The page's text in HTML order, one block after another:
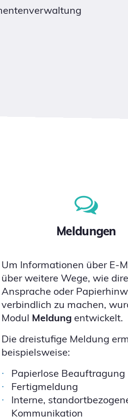
Meldungen
Um Informationen über E-
über weitere Wege, wie
Ansprache oder
verbindlich zu machen,
Modul Meldungentwickelt.
Die dreistufige Meldung
beispielsweise:
Papierlose Beauftragung
Fertigmeldung
Interne,
Kommunikation